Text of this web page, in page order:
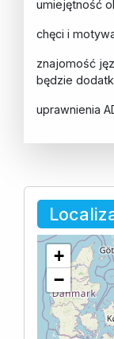
umiejętność
chęci i
znajomość
będzie
uprawnienia
+
−